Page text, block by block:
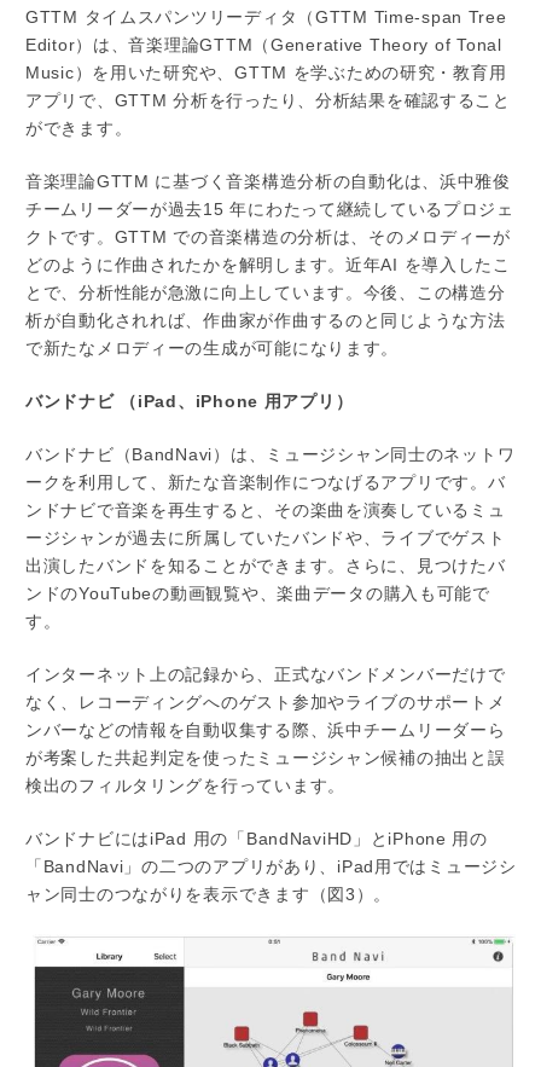
GTTM タイムスパンツリーディタ（GTTM Time-span Tree
Editor）は、音楽理論GTTM（Generative Theory of Tonal
Music）を用いた研究や、GTTM を学ぶための研究・教育用
アプリで、GTTM 分析を行ったり、分析結果を確認すること
ができます。
音楽理論GTTM に基づく音楽構造分析の自動化は、浜中雅俊
チームリーダーが過去15 年にわたって継続しているプロジェ
クトです。GTTM での音楽構造の分析は、そのメロディーが
どのように作曲されたかを解明します。近年AI を導入したこ
とで、分析性能が急激に向上しています。今後、この構造分
析が自動化されれば、作曲家が作曲するのと同じような方法
で新たなメロディーの生成が可能になります。
バンドナビ （iPad、iPhone 用アプリ）
バンドナビ（BandNavi）は、ミュージシャン同士のネットワ
ークを利用して、新たな音楽制作につなげるアプリです。バ
ンドナビで音楽を再生すると、その楽曲を演奏しているミュ
ージシャンが過去に所属していたバンドや、ライブでゲスト
出演したバンドを知ることができます。さらに、見つけたバ
ンドのYouTubeの動画観覧や、楽曲データの購入も可能で
す。
インターネット上の記録から、正式なバンドメンバーだけで
なく、レコーディングへのゲスト参加やライブのサポートメ
ンバーなどの情報を自動収集する際、浜中チームリーダーら
が考案した共起判定を使ったミュージシャン候補の抽出と誤
検出のフィルタリングを行っています。
バンドナビにはiPad 用の「BandNaviHD」とiPhone 用の
「BandNavi」の二つのアプリがあり、iPad用ではミュージシ
ャン同士のつながりを表示できます（図3）。